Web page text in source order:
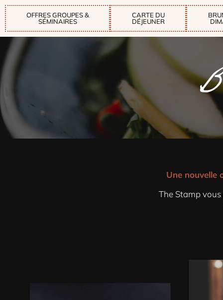
OFFRES GROUPES &
SÉMINAIRES
CARTE DU
DÉJEUNER
Une nouvelle
The Stamp